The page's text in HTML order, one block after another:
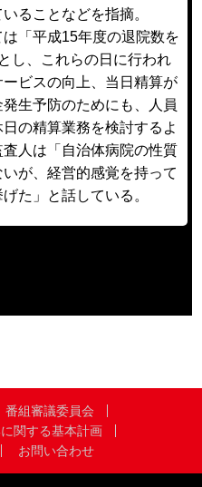
ることなどを指摘。
「平成15年度の退院数を
し、これらの日に行われ
ビスの向上、当日精算が
生予防のためにも、人員
の精算業務を検討するよ
人は「自治体病院の性質
が、経営的感覚を持って
た」と話している。
番組審議委員会
関する基本計画
お問い合わせ